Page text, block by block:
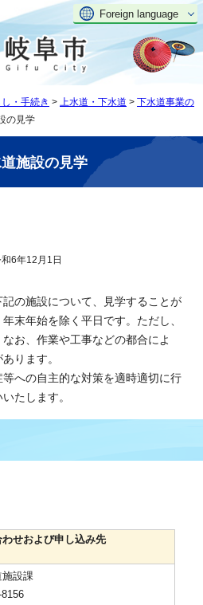
Foreign language
し・手続き > 上水道・下水道 > 下水道事業の
の見学
道施設の見学
6年12月1日
記の施設について、見学することが
末年始を除く平日です。ただし、
お、作業や工事などの都合によ
ります。
への自主的な対策を適時適切に行
たします。
わせおよび申し込み先
施設課